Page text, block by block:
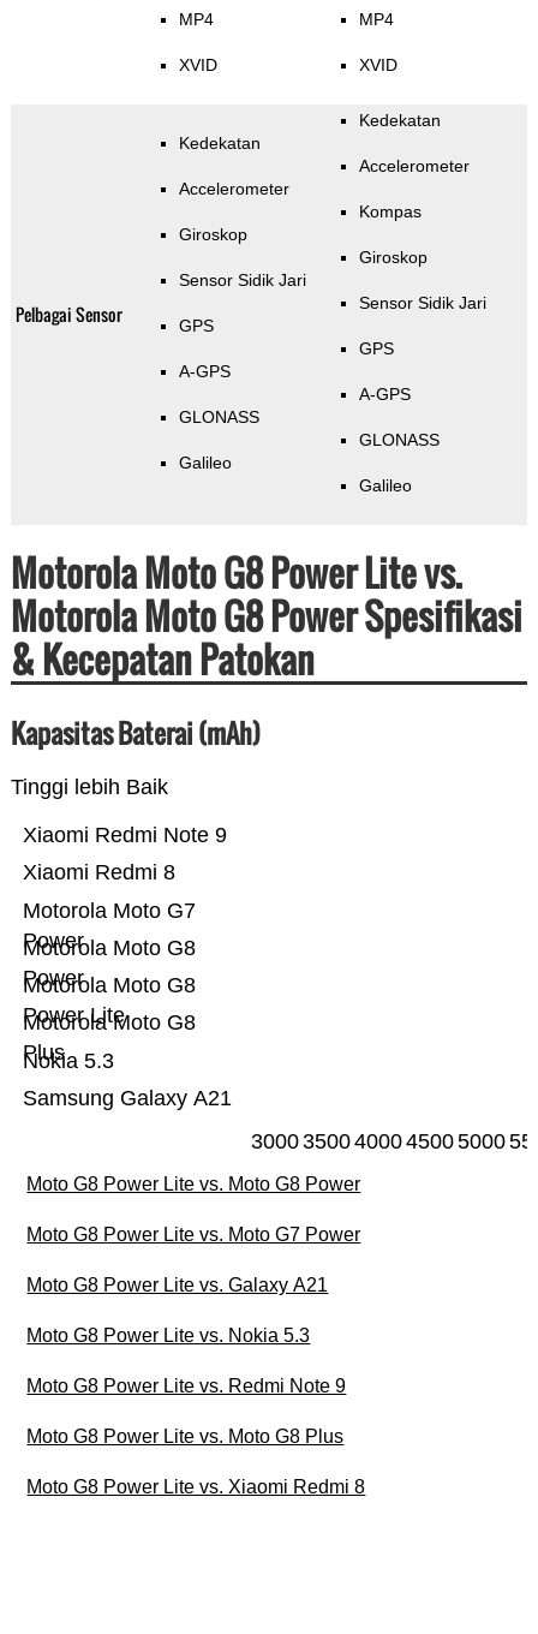
MP4
XVID
MP4
XVID
Pelbagai Sensor
Kedekatan
Accelerometer
Giroskop
Sensor Sidik Jari
GPS
A-GPS
GLONASS
Galileo
Kedekatan
Accelerometer
Kompas
Giroskop
Sensor Sidik Jari
GPS
A-GPS
GLONASS
Galileo
Motorola Moto G8 Power Lite vs.
Motorola Moto G8 Power Spesifikasi
& Kecepatan Patokan
Kapasitas Baterai (mAh)
Tinggi lebih Baik
Samsung Galaxy A21
Nokia 5.3
Motorola Moto G8
Plus
Motorola Moto G8
Power Lite
Motorola Moto G8
Power
Motorola Moto G7
Power
Xiaomi Redmi 8
Xiaomi Redmi Note 9
30003500400045005000
Moto G8 Power Lite vs. Moto G8 Power
Moto G8 Power Lite vs. Moto G7 Power
Moto G8 Power Lite vs. Galaxy A21
Moto G8 Power Lite vs. Nokia 5.3
Moto G8 Power Lite vs. Redmi Note 9
Moto G8 Power Lite vs. Moto G8 Plus
Moto G8 Power Lite vs. Xiaomi Redmi 8